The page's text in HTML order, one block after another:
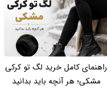
راهنمای کامل خرید لگ تو کرکی
مشکی؛ هر آنچه باید بدانید